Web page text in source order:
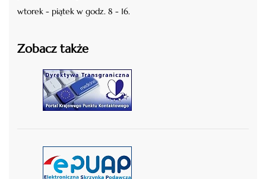
wtorek - piątek w godz. 8 - 16.
Zobacz także
czytaj więcej
czytaj więcej